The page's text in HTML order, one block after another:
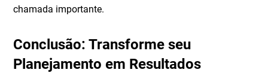
chamada importante.
Conclusão: Transforme seu
Planejamento em Resultados